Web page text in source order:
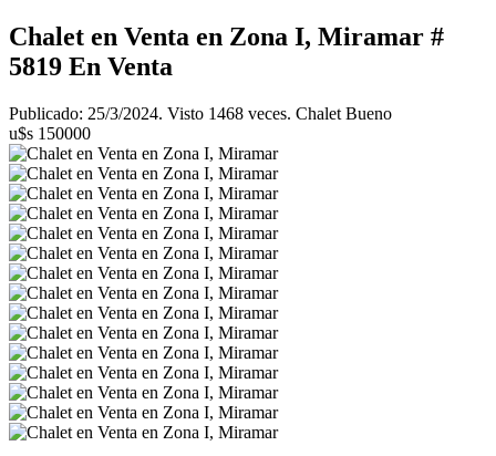
Chalet en Venta en Zona I, Miramar #
5819 En Venta
Publicado: 25/3/2024. Visto 1468 veces. Chalet Bueno
u$s 150000